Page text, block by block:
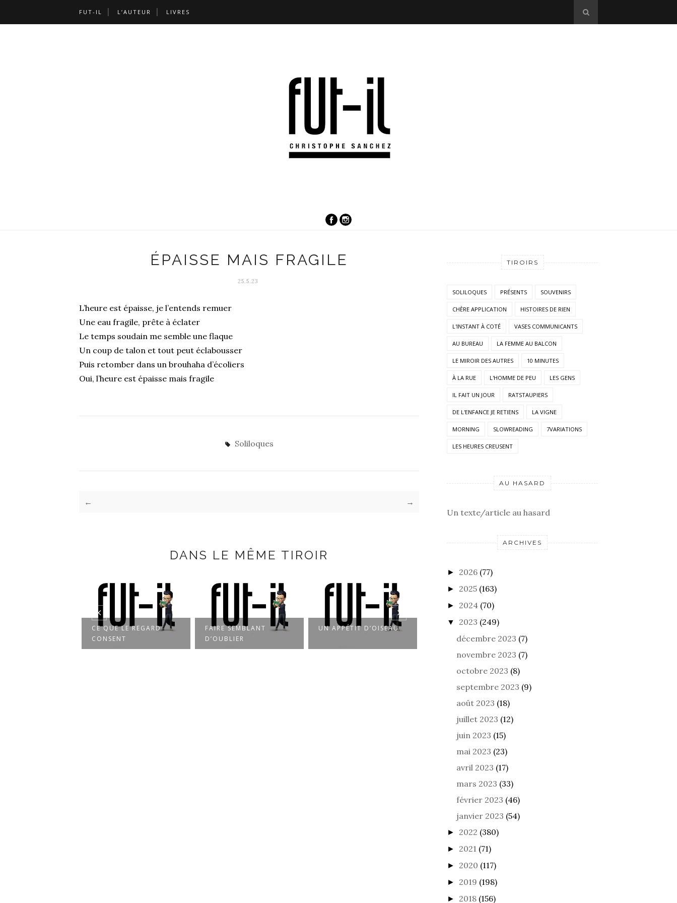
FUT-IL L’AUTEUR LIVRES
ÉPAISSE MAIS FRAGILE
25.5.23
L’heure est épaisse, je l’entends remuer
Une eau fragile, prête à éclater
Le temps soudain me semble une flaque
Un coup de talon et tout peut éclabousser
Puis retomber dans un brouhaha d’écoliers
Oui, l’heure est épaisse mais fragile
Soliloques
← →
DANS LE MÊME TIROIR
FAIRE SEMBLANT
D’OUBLIER
UN APPÉTIT D’OISEAU
UN JOUR À SAUTER
PLEIN COMME UN ŒUF
TIROIRS
SOLILOQUES PRÉSENTS SOUVENIRS
CHÈRE APPLICATION HISTOIRES DE RIEN
L'INSTANT À COTÉ VASES COMMUNICANTS
AU BUREAU LA FEMME AU BALCON
LE MIROIR DES AUTRES 10 MINUTES
À LA RUE L'HOMME DE PEU LES GENS
IL FAIT UN JOUR RATSTAUPIERS
DE L'ENFANCE JE RETIENS LA VIGNE
MORNING SLOWREADING 7VARIATIONS
LES HEURES CREUSENT
AU HASARD
Un texte/article au hasard
ARCHIVES
► 2026 (77)
► 2025 (163)
► 2024 (70)
▼ 2023 (249)
décembre 2023 (7)
novembre 2023 (7)
octobre 2023 (8)
septembre 2023 (9)
août 2023 (18)
juillet 2023 (12)
juin 2023 (15)
mai 2023 (23)
avril 2023 (17)
mars 2023 (33)
février 2023 (46)
janvier 2023 (54)
► 2022 (380)
► 2021 (71)
► 2020 (117)
► 2019 (198)
► 2018 (156)